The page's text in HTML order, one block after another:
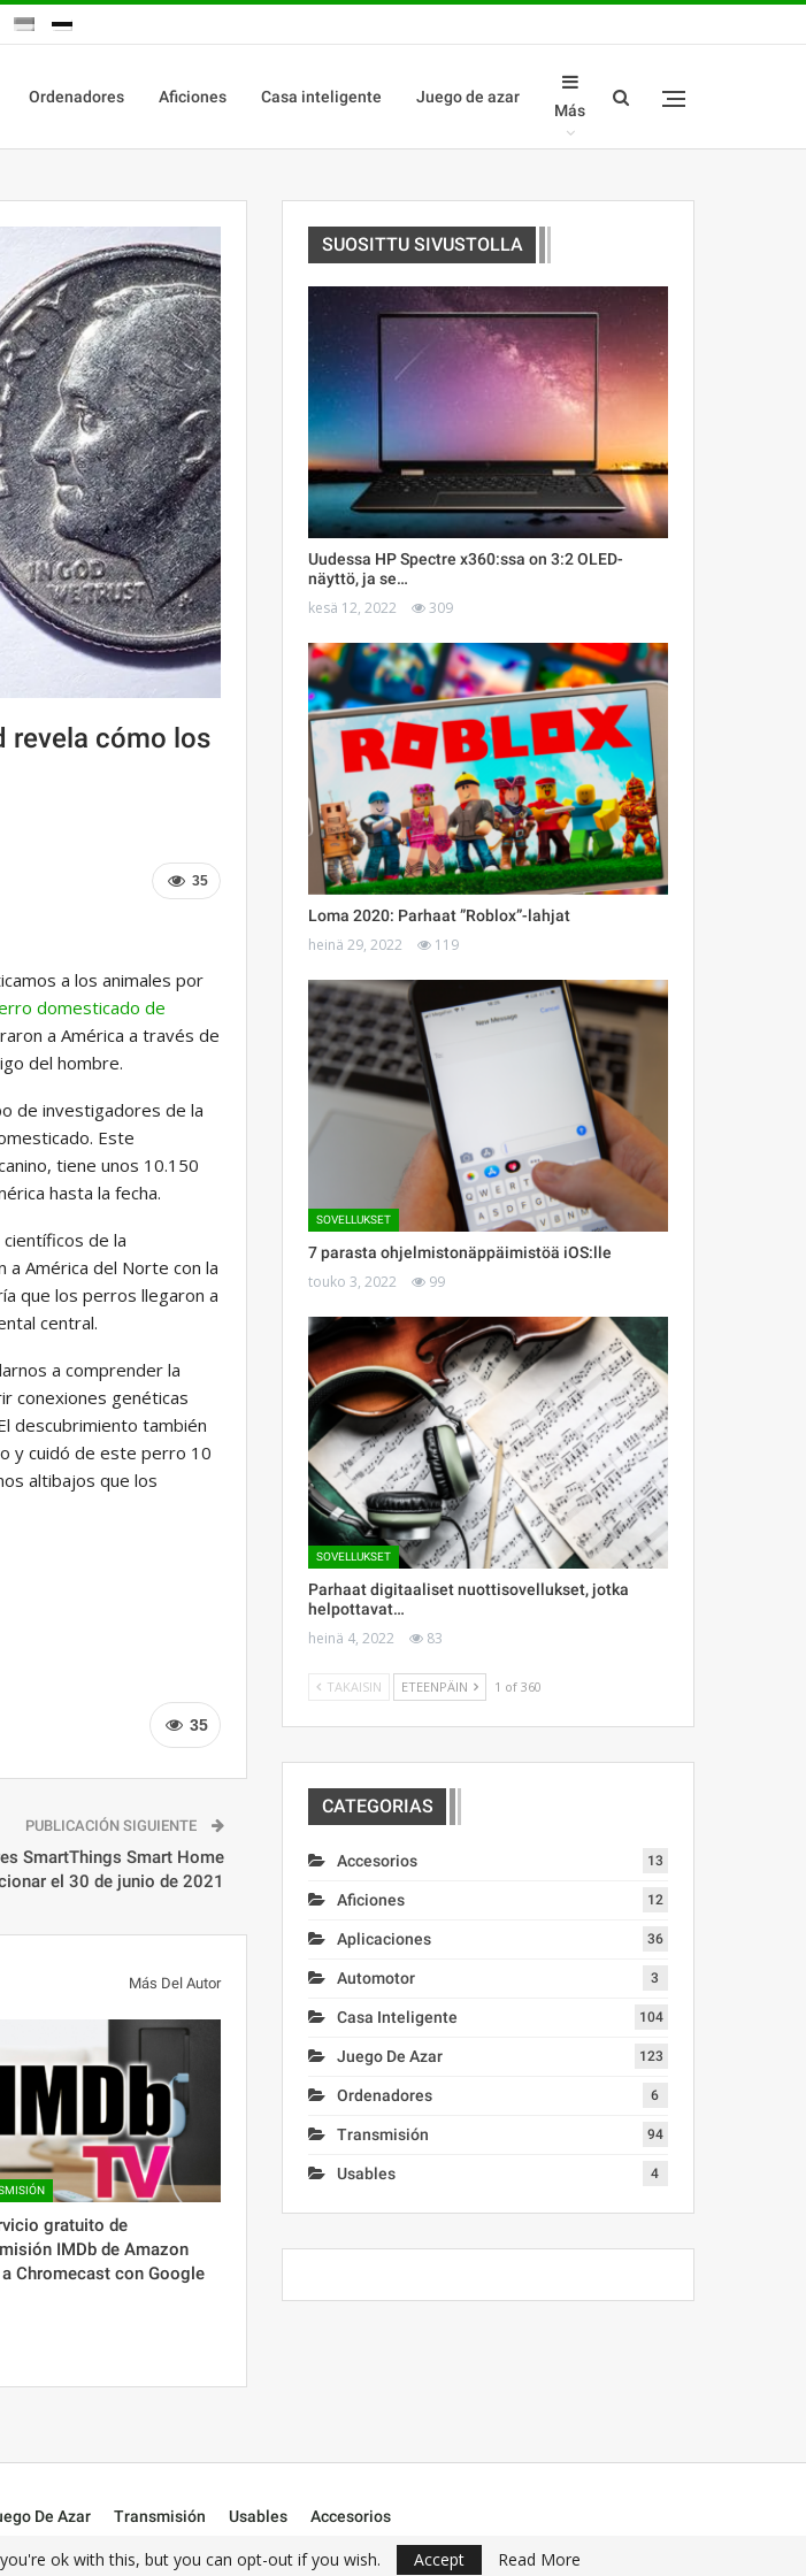
Ordenadores Aficiones Casa inteligente Juego de azar
Más
revela cómo los
35
a los animales por
domesticado de
a América a través de
del hombre.
de investigadores de la
Este
tiene unos 10.150
hasta la fecha.
de la
América del Norte con la
que los perros llegaron a
central.
a comprender la
conexiones genéticas
descubrimiento también
y cuidó de este perro 10
altibajos que los
35
PUBLICACIÓN SIGUIENTE
SmartThings Smart Home
el 30 de junio de 2021
Más Del Autor
gratuito de
IMDb de Amazon
Chromecast con Google
SUOSITTU SIVUSTOLLA
Uudessa HP Spectre x360:ssa on 3:2 OLED-
näyttö, ja se…
kesä 12, 2022 309
Loma 2020: Parhaat ”Roblox”-lahjat
heinä 29, 2022 119
SOVELLUKSET
7 parasta ohjelmistonäppäimistöä iOS:lle
touko 3, 2022 99
SOVELLUKSET
Parhaat digitaaliset nuottisovellukset, jotka
helpottavat…
heinä 4, 2022 83
TAKAISIN ETEENPÄIN 1 of 360
CATEGORIAS
Accesorios 13
Aficiones 12
Aplicaciones 36
Automotor 3
Casa Inteligente 104
Juego De Azar 123
Ordenadores 6
Transmisión 94
Usables 4
De Azar Transmisión Usables Accesorios
ok with this, but you can opt-out if you wish. Accept Read More